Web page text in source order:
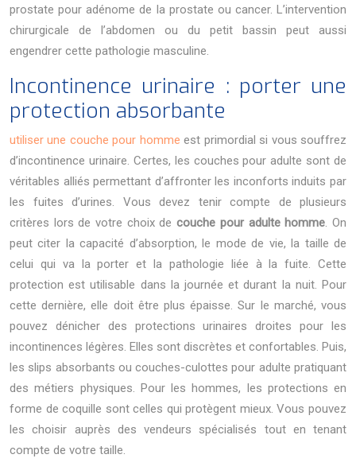
prostate pour adénome de la prostate ou cancer. L’intervention
chirurgicale de l’abdomen ou du petit bassin peut aussi
engendrer cette pathologie masculine.
Incontinence urinaire : porter une
protection absorbante
utiliser une couche pour homme est primordial si vous souffrez
d’incontinence urinaire. Certes, les couches pour adulte sont de
véritables alliés permettant d’affronter les inconforts induits par
les fuites d’urines. Vous devez tenir compte de plusieurs
critères lors de votre choix decouche pour adulte homme . On
peut citer la capacité d’absorption, le mode de vie, la taille de
celui qui va la porter et la pathologie liée à la fuite. Cette
protection est utilisable dans la journée et durant la nuit. Pour
cette dernière, elle doit être plus épaisse. Sur le marché, vous
pouvez dénicher des protections urinaires droites pour les
incontinences légères. Elles sont discrètes et confortables. Puis,
les slips absorbants ou couches-culottes pour adulte pratiquant
des métiers physiques. Pour les hommes, les protections en
forme de coquille sont celles qui protègent mieux. Vous pouvez
les choisir auprès des vendeurs spécialisés tout en tenant
compte de votre taille.